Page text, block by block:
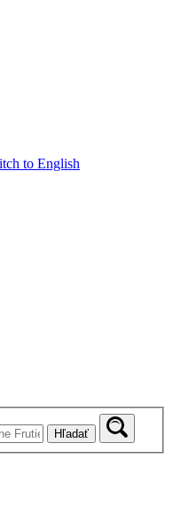
to English
Hľadať